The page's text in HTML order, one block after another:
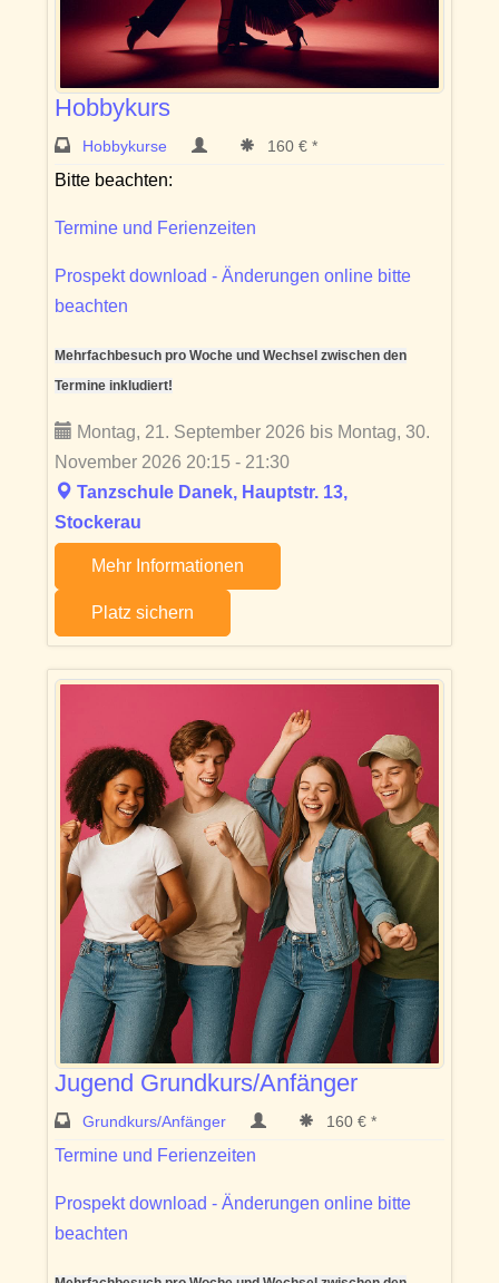
Hobbykurs
Hobbykurse 160 € *
Bitte beachten:
Termine und Ferienzeiten
Prospekt download - Änderungen online bitte
beachten
Mehrfachbesuch pro Woche und Wechsel zwischen den
Termine inkludiert!
Montag, 21. September 2026 bis Montag, 30.
November 2026 20:15 - 21:30
Tanzschule Danek, Hauptstr. 13,
Stockerau
Mehr Informationen
Platz sichern
Jugend Grundkurs/Anfänger
Grundkurs/Anfänger 160 € *
Termine und Ferienzeiten
Prospekt download - Änderungen online bitte
beachten